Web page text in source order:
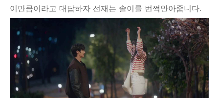
이만큼이라고 대답하자 선재는 솔이를 번쩍안아줍니다.